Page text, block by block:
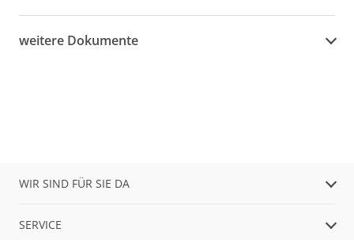
weitere Dokumente
WIR SIND FÜR SIE DA
SERVICE